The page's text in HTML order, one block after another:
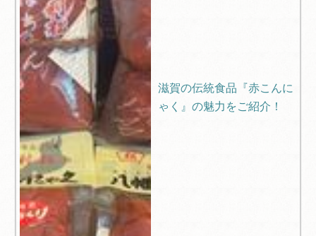
滋賀の伝統食品『赤こんに
ゃく』の魅力をご紹介！